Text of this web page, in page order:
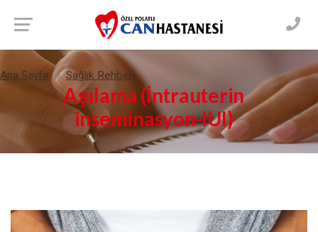
Ana Sayfa Sağlık Rehberi
Aşılama (İntrauterin
inseminasyon-IUI)